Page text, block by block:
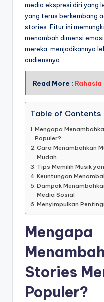
media ekspresi diri yang
yang terus berkembang
stories. Fitur ini
menambah dimensi
mereka, menjadikannya
audiensnya.
Read More :
Table of Contents
Mengapa
Populer?
Cara Menambahkan
Mudah
Tips Memilih Musik
Keuntungan
Dampak
Media Sosial
Menyimpulkan
Mengapa
Stories
Populer?